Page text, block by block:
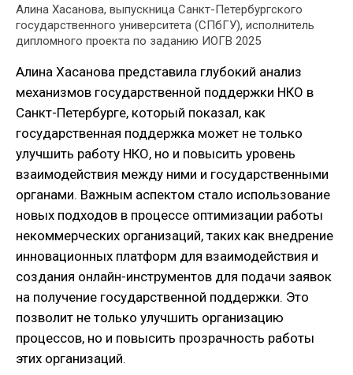
Алина Хасанова, выпускница Санкт-Петербургского
государственного университета (СПбГУ), исполнитель
дипломного проекта по заданию ИОГВ 2025
Алина Хасанова представила глубокий анализ
механизмов государственной поддержки НКО в
Санкт-Петербурге, который показал, как
государственная поддержка может не только
улучшить работу НКО, но и повысить уровень
взаимодействия между ними и государственными
органами. Важным аспектом стало использование
новых подходов в процессе оптимизации работы
некоммерческих организаций, таких как внедрение
инновационных платформ для взаимодействия и
создания онлайн-инструментов для подачи заявок
на получение государственной поддержки. Это
позволит не только улучшить организацию
процессов, но и повысить прозрачность работы
этих организаций.